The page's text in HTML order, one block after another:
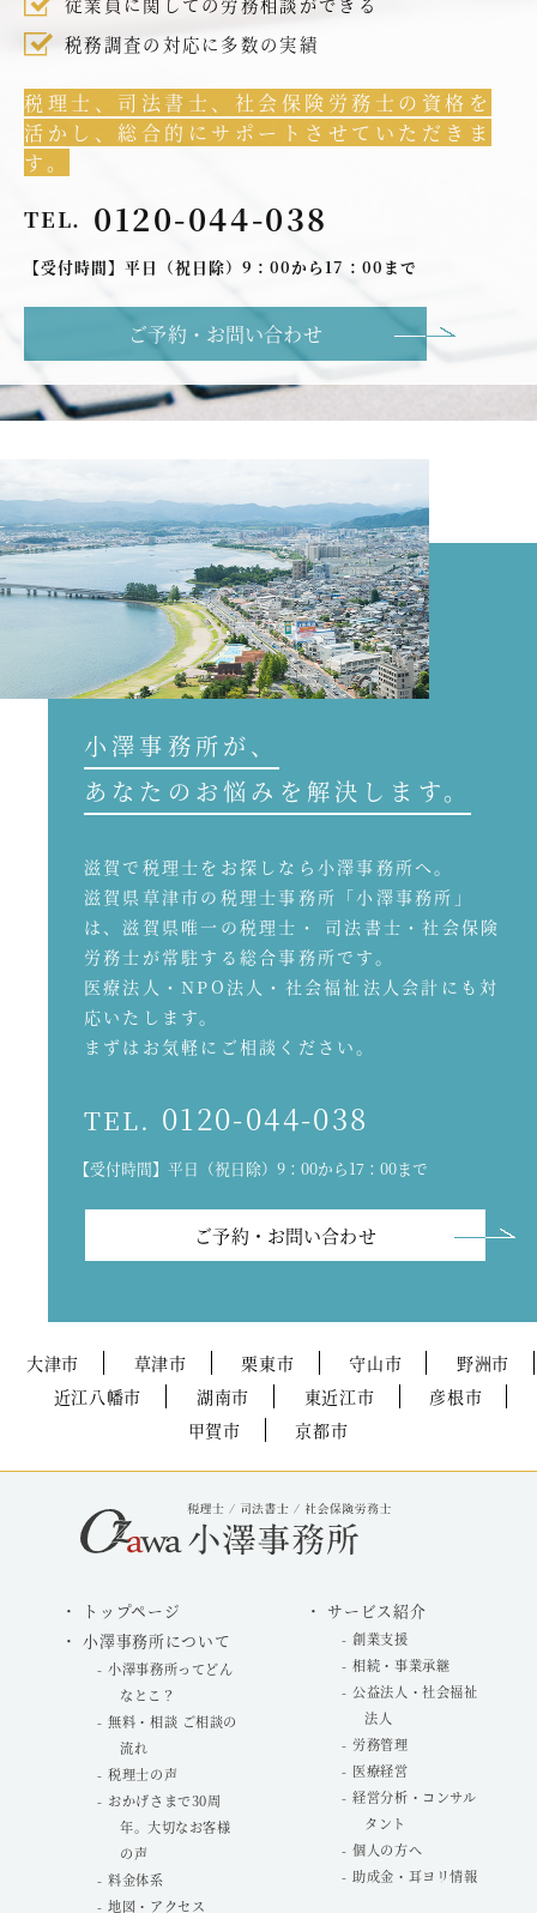
税務調査の対応に多数の実績
税理士、司法書士、社会保険労務士の資格を
活かし、総合的にサポートさせていただきま
す。
TEL. 0120-044-038
【受付時間】平日（祝日除）9：00から17：00まで
ご予約・お問い合わせ
小澤事務所が、
あなたのお悩みを解決します。
滋賀で税理士をお探しなら小澤事務所へ。
滋賀県草津市の税理士事務所「小澤事務所」
は、滋賀県唯一の税理士・ 司法書士・社会保険
労務士が常駐する総合事務所です。
医療法人・NPO法人・社会福祉法人会計にも対
応いたします。
まずはお気軽にご相談ください。
TEL. 0120-044-038
【受付時間】平日（祝日除）9：00から17：00まで
ご予約・お問い合わせ
大津市 草津市 栗東市 守山市
野洲市
近江八幡市
湖南市 東近江市
彦根市
甲賀市
京都市
トップページ
小澤事務所について
小澤事務所ってどん
なとこ？
無料・相談 ご相談の
流れ
税理士の声
おかげさまで30周
年。大切なお客様
の声
料金体系
地図・アクセス
サービス紹介
創業支援
相続・事業承継
公益法人・社会福祉
法人
労務管理
医療経営
経営分析・コンサル
タント
個人の方へ
助成金・耳ヨリ情報